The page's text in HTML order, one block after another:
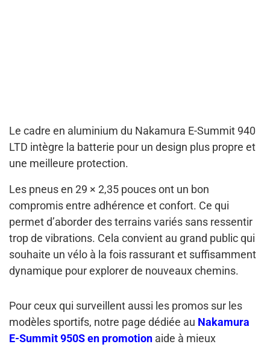
Le cadre en aluminium du Nakamura E-Summit 940
LTD intègre la batterie pour un design plus propre et
une meilleure protection.
Les pneus en 29 × 2,35 pouces ont un bon
compromis entre adhérence et confort. Ce qui
permet d’aborder des terrains variés sans ressentir
trop de vibrations. Cela convient au grand public qui
souhaite un vélo à la fois rassurant et suffisamment
dynamique pour explorer de nouveaux chemins.
Pour ceux qui surveillent aussi les promos sur les
modèles sportifs, notre page dédiée au Nakamura
E-Summit 950S en promotion aide à mieux